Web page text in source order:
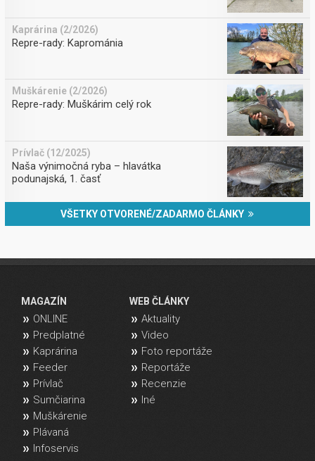
Kaprárina (2/2026)
Repre-rady: Kaprománia
Muškárenie (2/2026)
Repre-rady: Muškárim celý rok
Prívlač (12/2025)
Naša výnimočná ryba – hlavátka
podunajská, 1. časť
VŠETKY OTVORENÉ/ZADARMO ČLÁNKY
MAGAZÍN
ONLINE
Predplatné
Kaprárina
Feeder
Prívlač
Sumčiarina
Muškárenie
Plávaná
Infoservis
WEB ČLÁNKY
Aktuality
Video
Foto reportáže
Reportáže
Recenzie
Iné